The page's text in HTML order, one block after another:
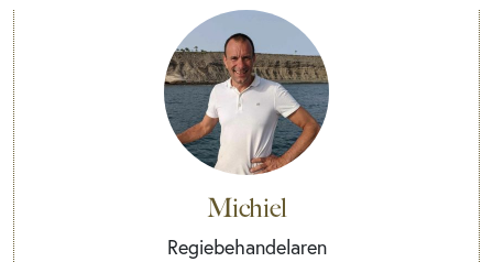
Michiel
Regiebehandelaren